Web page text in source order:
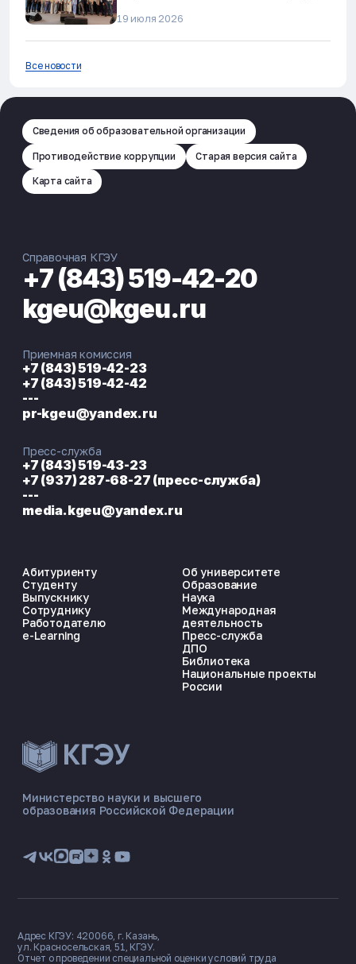
ЭНЕРГОКОД — ПОМОЩНИК КГЭУ
📋 Приёмная комиссия
🏠 Общежитие
19 июля 2026
Все новости
Сведения об образовательной организации
Противодействие коррупции Старая версия сайта
Карта сайта
Министерство науки и высшего
образования Российской Федерации
Абитуриенту
Студенту
Выпускнику
Сотруднику
Работодателю
e-Learning
Об университете
Образование
Наука
Международная
деятельность
Пресс-служба
ДПО
Библиотека
Национальные проекты
России
Справочная КГЭУ
+7 (843) 519-42-20
kgeu@kgeu.ru
Приемная комиссия
+7 (843) 519-42-23
+7 (843) 519-42-42
---
pr-kgeu@yandex.ru
Пресс-служба
+7 (843) 519-43-23
+7 (937) 287-68-27 (пресс-служба)
---
media.kgeu@yandex.ru
Адрес КГЭУ: 420066, г. Казань,
ул. Красносельская, 51, КГЭУ.
Отчет о проведении специальной оценки условий труда